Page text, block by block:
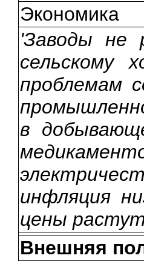
Экономика
'Заводы не
сельскому
проблемам
в
инфляция
цены
Внешняя